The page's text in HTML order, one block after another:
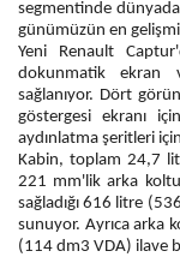
segmentinde
günümüzün en
Yeni Renault
dokunmatik ekran
sağlanıyor. Dört
göstergesi ekranı
aydınlatma şeritleri
Kabin, toplam 24,7
221 mm'lik arka
sağladığı 616 litre
sunuyor. Ayrıca arka
(114 dm3 VDA) ilave